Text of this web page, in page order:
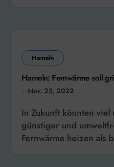
Hameln
Hameln: Fernwärme soll
Nov. 23, 2022
In Zukunft könnten viel mehr Menschen mit
günstiger und
Fernwärme heizen als